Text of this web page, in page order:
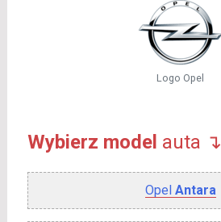
Logo Opel
Wybierz model auta ↴
Opel Antara